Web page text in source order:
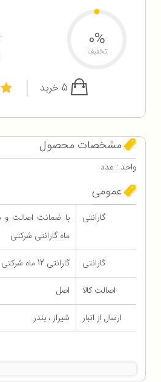
0%
تخفیف
مشخصات محصول
واحد : عدد
عمومی
گارانتی
ماه گارانتی شرکتی
گارانتی
گارانتی 12 ماه شرکتی
اصالت کالا
اصل
ارسال از انبار
شیراز ، بندر